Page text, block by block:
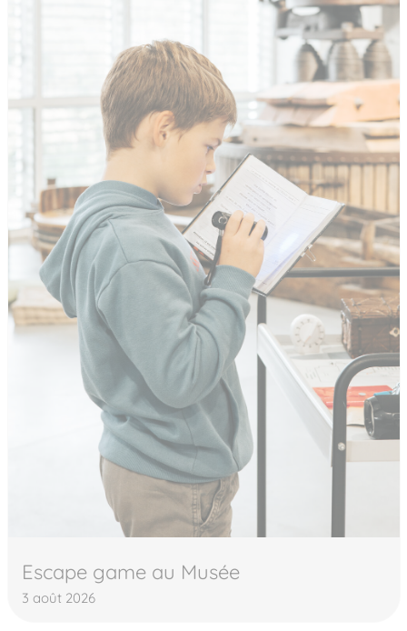
Escape game au Musée
3 août 2026